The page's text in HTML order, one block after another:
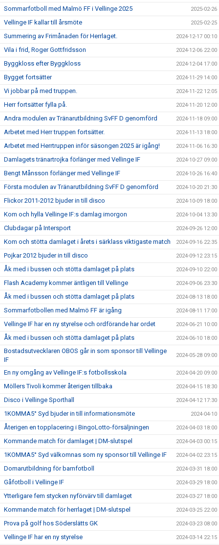
Sommarfotboll med Malmö FF i Vellinge 2025 2025-02-26
Vellinge IF kallar till årsmöte 2025-02-25
Summering av Frimånaden för Herrlaget. 2024-12-17 00:10
Vila i frid, Roger Gottfridsson 2024-12-06 22:00
Byggkloss efter Byggkloss 2024-12-04 17:00
Bygget fortsätter 2024-11-29 14:00
Vi jobbar på med truppen. 2024-11-22 12:05
Herr fortsätter fylla på. 2024-11-20 12:00
Andra modulen av Tränarutbildning SvFF D genomförd 2024-11-18 09:00
Arbetet med Herr truppen fortsätter. 2024-11-13 18:00
Arbetet med Herrtruppen inför säsongen 2025 är igång! 2024-11-06 16:30
Damlagets tränartrojka förlänger med Vellinge IF 2024-10-27 09:00
Bengt Månsson förlänger med Vellinge IF 2024-10-26 16:40
Första modulen av Tränarutbildning SvFF D genomförd 2024-10-20 21:30
Flickor 2011-2012 bjuder in till disco 2024-10-09 18:00
Kom och hylla Vellinge IF:s damlag imorgon 2024-10-04 13:30
Clubdagar på Intersport 2024-09-26 12:00
Kom och stötta damlaget i årets i särklass viktigaste match 2024-09-16 22:35
Pojkar 2012 bjuder in till disco 2024-09-12 23:15
Åk med i bussen och stötta damlaget på plats 2024-09-10 22:00
Flash Academy kommer äntligen till Vellinge 2024-09-06 23:30
Åk med i bussen och stötta damlaget på plats 2024-08-13 18:00
Sommarfotbollen med Malmö FF är igång 2024-08-11 17:00
Vellinge IF har en ny styrelse och ordförande har ordet 2024-06-21 10:00
Åk med i bussen och stötta damlaget på plats 2024-06-10 18:00
Bostadsutvecklaren OBOS går in som sponsor till Vellinge
IF
2024-05-28 09:00
En ny omgång av Vellinge IF:s fotbollsskola 2024-04-20 09:00
Möllers Tivoli kommer återigen tillbaka 2024-04-15 18:30
Disco i Vellinge Sporthall 2024-04-12 17:30
1KOMMA5° Syd bjuder in till informationsmöte 2024-04-10
Återigen en topplacering i BingoLotto-försäljningen 2024-04-03 18:00
Kommande match för damlaget | DM-slutspel 2024-04-03 00:15
1KOMMA5° Syd välkomnas som ny sponsor till Vellinge IF 2024-04-02 23:15
Domarutbildning för barnfotboll 2024-03-31 18:00
Gåfotboll i Vellinge IF 2024-03-29 18:00
Ytterligare fem stycken nyförvärv till damlaget 2024-03-27 18:00
Kommande match för herrlaget | DM-slutspel 2024-03-25 22:00
Prova på golf hos Söderslätts GK 2024-03-23 08:00
Vellinge IF har en ny styrelse 2024-03-14 22:15